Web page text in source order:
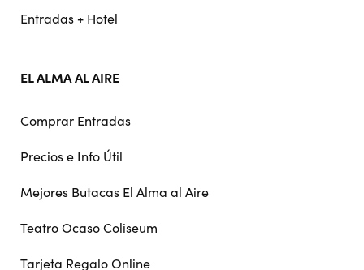
Entradas + Hotel
EL ALMA AL AIRE
Comprar Entradas
Precios e Info Útil
Mejores Butacas El Alma al Aire
Teatro Ocaso Coliseum
Tarjeta Regalo Online